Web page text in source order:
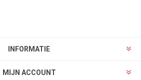
INFORMATIE
MIJN ACCOUNT